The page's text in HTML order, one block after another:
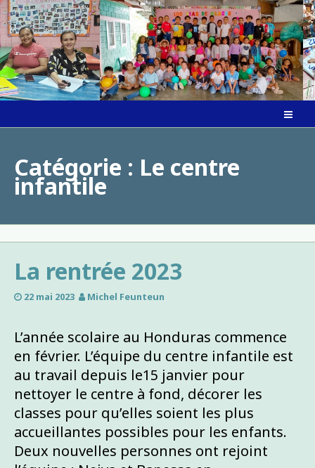
Skip
to
content
Catégorie : Le centre
infantile
La rentrée 2023
22 mai 2023 Michel Feunteun
L’année scolaire au Honduras commence
en février. L’équipe du centre infantile est
au travail depuis le15 janvier pour
nettoyer le centre à fond, décorer les
classes pour qu’elles soient les plus
accueillantes possibles pour les enfants.
Deux nouvelles personnes ont rejoint